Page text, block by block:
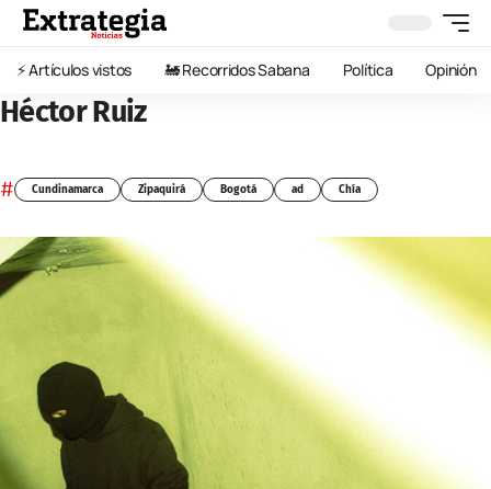
⚡️ Artículos vistos 🚂 Recorridos Sabana Política Opinión
Héctor Ruiz
# Cundinamarca Zipaquirá Bogotá ad Chía